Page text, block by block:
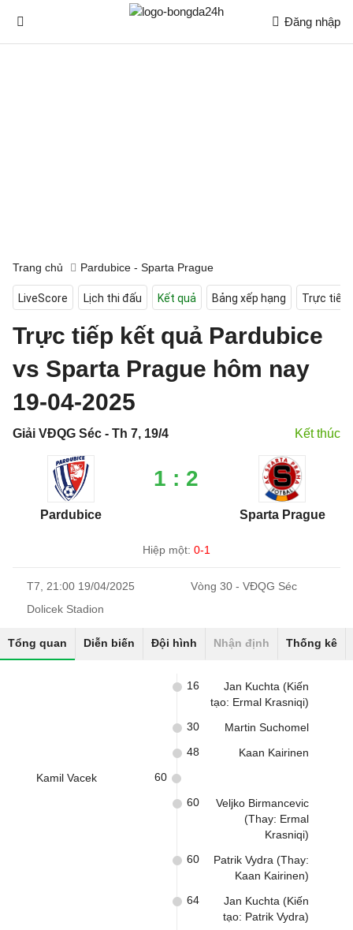
Đăng nhập
Trang chủ Pardubice - Sparta Prague
LiveScore Lịch thi đấu Kết quả Bảng xếp hạng Trực tiếp
Trực tiếp kết quả Pardubice
vs Sparta Prague hôm nay
19-04-2025
Giải VĐQG Séc - Th 7, 19/4 Kết thúc
Pardubice
1 : 2
Sparta Prague
Hiệp một: 0-1
T7, 21:00 19/04/2025
Vòng 30 - VĐQG Séc
Dolicek Stadion
Tổng quan Diễn biến Đội hình Nhận định Thống kê
Jan Kuchta (Kiến
tạo: Ermal Krasniqi)
16
Martin Suchomel
30
Kaan Kairinen
48
Kamil Vacek 60
Veljko Birmancevic
(Thay: Ermal
Krasniqi)
60
Patrik Vydra (Thay:
Kaan Kairinen)
60
Jan Kuchta (Kiến
tạo: Patrik Vydra)
64